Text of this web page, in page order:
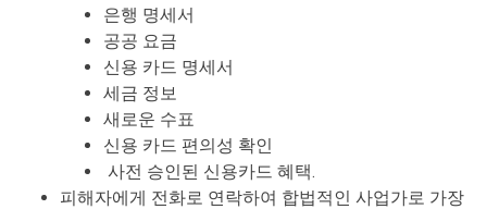
은행 명세서
공공 요금
신용 카드 명세서
세금 정보
새로운 수표
신용 카드 편의성 확인
사전 승인된 신용카드 혜택.
피해자에게 전화로 연락하여 합법적인 사업가로 가장